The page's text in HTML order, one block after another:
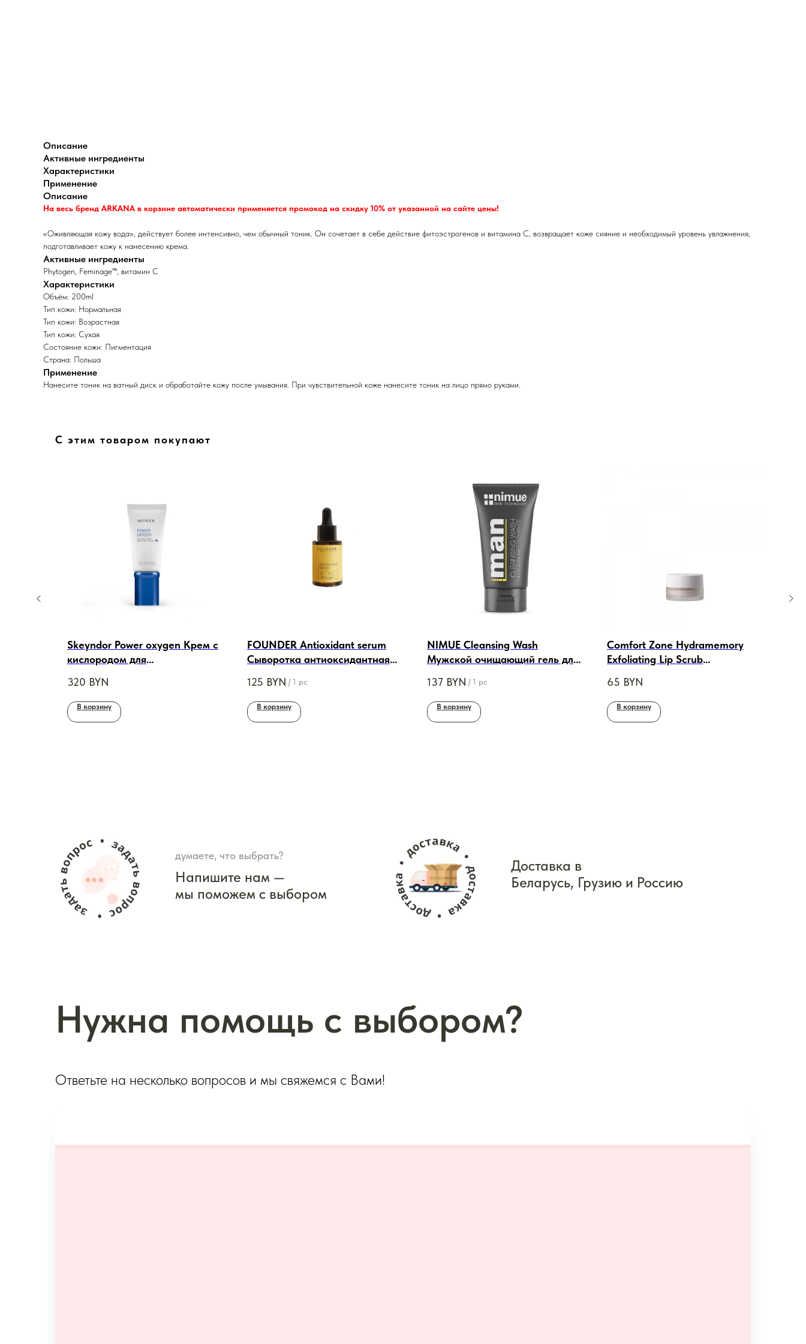
Описание
Активные ингредиенты
Характеристики
Применение
Описание
На весь бренд ARKANA в корзине автоматически применяется промокод на скидку 10% от указанной на сайте цены!
«Оживляющая кожу вода», действует более интенсивно, чем обычный тоник. Он сочетает в себе действие фитоэстрогенов и витамина С, возвращает коже сияние и необходимый уровень увлажнения,
подготавливает кожу к нанесению крема.
Активные ингредиенты
Phytogen, Feminage™, витамин С
Характеристики
Объём: 200ml
Тип кожи: Нормальная
Тип кожи: Возрастная
Тип кожи: Сухая
Состояние кожи: Пигментация
Страна: Польша
Применение
Нанесите тоник на ватный диск и обработайте кожу после умывания. При чувствительной коже нанесите тоник на лицо прямо руками.
С этим товаром покупают
Skeyndor Power oxygen Крем с
кислородом для
кожи, 50 ml
320 BYN
В корзину
FOUNDER Antioxidant serum
Сыворотка антиоксидантная
125 BYN / 1 pc
В корзину
NIMUE Cleansing Wash
Мужской очищающий гель для
137 BYN / 1 pc
В корзину
Comfort Zone Hydramemory
Exfoliating Lip Scrub
10ml
65 BYN
В корзину
думаете, что выбрать?
Напишите нам —
мы поможем с выбором
Доставка в
Беларусь, Грузию и Россию
Нужна помощь с выбором?
Ответьте на несколько вопросов и мы свяжемся с Вами!